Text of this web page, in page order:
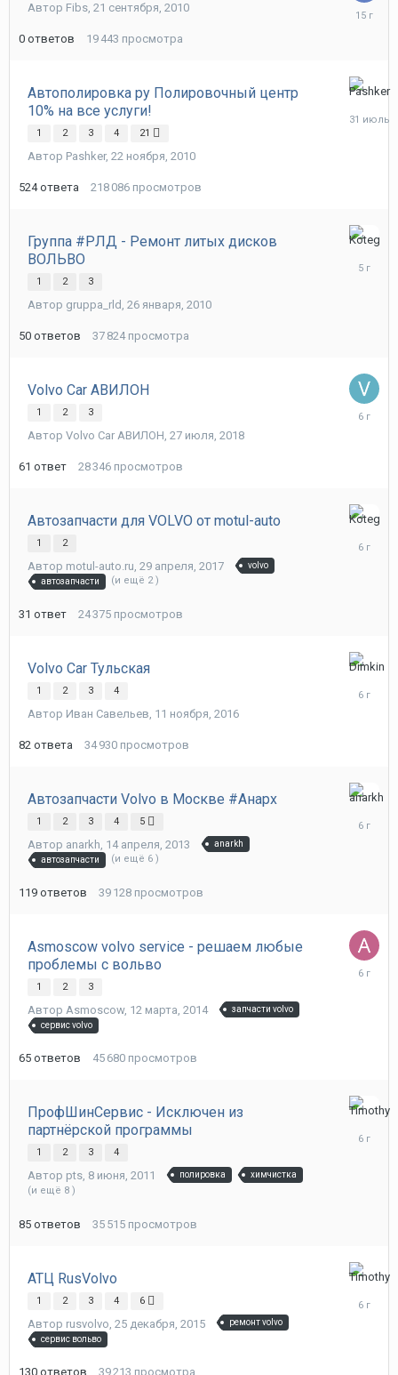
Автор Fibs, 21 сентября, 2010
0 ответов 19 443 просмотра
21
Автополировка ру Полировочный центр
10% на все услуги!
1 2 3 4 21
Автор Pashker, 22 ноября, 2010
524 ответа 218 086 просмотров
31
июля
Группа #РЛД - Ремонт литых дисков
ВОЛЬВО
1 2 3
Автор gruppa_rld , 26 января, 2010
50 ответов 37 824 просмотра
17
июня,
Volvo Car АВИЛОН
1 2 3
Автор Volvo Car АВИЛОН, 27 июля, 2018
61 ответ 28 346 просмотров
20
Автозапчасти для VOLVO от motul-auto
1 2
Автор motul-auto.ru, 29 апреля, 2017
volvo
автозапчасти
(и ещё 2 )
31 ответ 24 375 просмотров
23
ноября,
Volvo Car Тульская
1 2 3 4
Автор Иван Савельев, 11 ноября, 2016
82 ответа 34 930 просмотров
16
октября,
Автозапчасти Volvo в Москве #Анарх
1 2 3 4 5
Автор anarkh, 14 апреля, 2013
anarkh
автозапчасти
(и ещё 6 )
119 ответов 39 128 просмотров
5
октября,
Asmoscow volvo service - решаем любые
проблемы с вольво
1 2 3
Автор Asmoscow, 12 марта, 2014
запчасти volvo
сервис volvo
65 ответов 45 680 просмотров
26
ПрофШинСервис - Исключен из
партнёрской программы
1 2 3 4
Автор pts, 8 июня, 2011 полировка химчистка
(и ещё 8 )
85 ответов 35 515 просмотров
8
августа,
АТЦ RusVolvo
1 2 3 4 6
Автор rusvolvo 25 декабря, 2015
ремонт volvo
сервис вольво
130 ответов 39 213 просмотра
8
августа,